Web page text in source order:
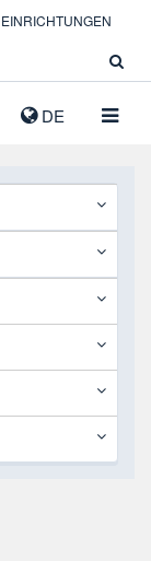
DE
EINRICHTUNGEN